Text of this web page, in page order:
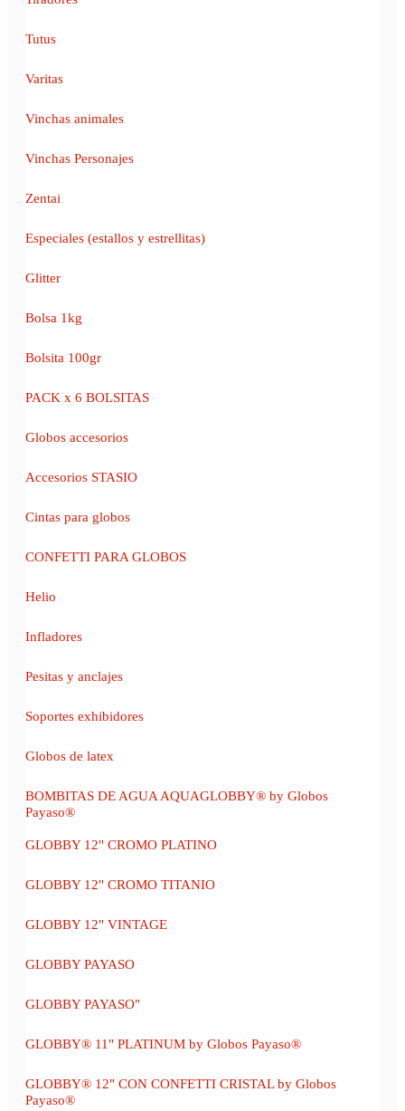
Tutus
Varitas
Vinchas animales
Vinchas Personajes
Zentai
Especiales (estallos y estrellitas)
Glitter
Bolsa 1kg
Bolsita 100gr
PACK x 6 BOLSITAS
Globos accesorios
Accesorios STASIO
Cintas para globos
CONFETTI PARA GLOBOS
Helio
Infladores
Pesitas y anclajes
Soportes exhibidores
Globos de latex
BOMBITAS DE AGUA AQUAGLOBBY® by Globos
Payaso®
GLOBBY 12" CROMO PLATINO
GLOBBY 12" CROMO TITANIO
GLOBBY 12" VINTAGE
GLOBBY PAYASO
GLOBBY PAYASO"
GLOBBY® 11" PLATINUM by Globos Payaso®
GLOBBY® 12" CON CONFETTI CRISTAL by Globos
Payaso®